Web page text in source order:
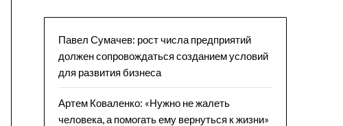
Павел Сумачев: рост числа предприятий
должен сопровождаться созданием условий
для развития бизнеса
Артем Коваленко: «Нужно не жалеть
человека, а помогать ему вернуться к жизни»